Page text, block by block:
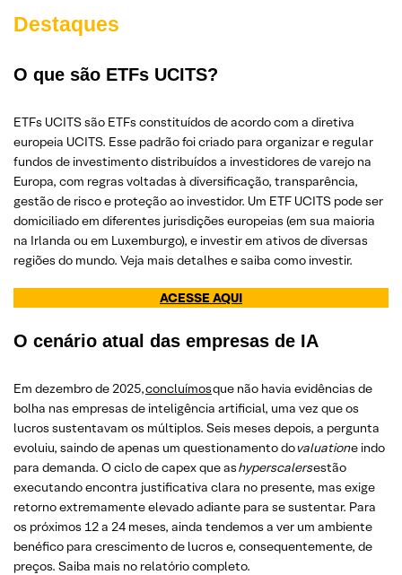
Destaques
O que são ETFs UCITS?
ETFs UCITS são ETFs constituídos de acordo com a diretiva
europeia UCITS. Esse padrão foi criado para organizar e regular
fundos de investimento distribuídos a investidores de varejo na
Europa, com regras voltadas à diversificação, transparência,
gestão de risco e proteção ao investidor. Um ETF UCITS pode ser
domiciliado em diferentes jurisdições europeias (em sua maioria
na Irlanda ou em Luxemburgo), e investir em ativos de diversas
regiões do mundo. Veja mais detalhes e saiba como investir.
ACESSE AQUI
O cenário atual das empresas de IA
Em dezembro de 2025,concluímosque não havia evidências de
bolha nas empresas de inteligência artificial, uma vez que os
lucros sustentavam os múltiplos. Seis meses depois, a pergunta
evoluiu, saindo de apenas um questionamento dovaluatione indo
para demanda. O ciclo de capex que ashyperscalersestão
executando encontra justificativa clara no presente, mas exige
retorno extremamente elevado adiante para se sustentar. Para
os próximos 12 a 24 meses, ainda tendemos a ver um ambiente
benéfico para crescimento de lucros e, consequentemente, de
preços. Saiba mais no relatório completo.